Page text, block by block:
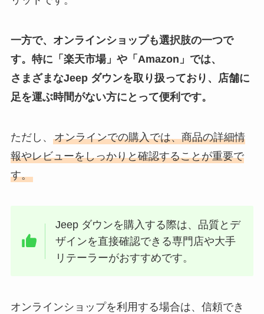
一方で、オンラインショップも選択肢の一つで
す。特に「楽天市場」や「Amazon」では、
さまざまなJeep ダウンを取り扱っており、店舗に
足を運ぶ時間がない方にとって便利です。
ただし、 オンラインでの購入では、商品の詳細情
報やレビューをしっかりと確認することが重要で
す。
Jeep ダウンを購入する際は、品質とデ
ザインを直接確認できる専門店や大手
リテーラーがおすすめです。
オンラインショップを利用する場合は、信頼でき